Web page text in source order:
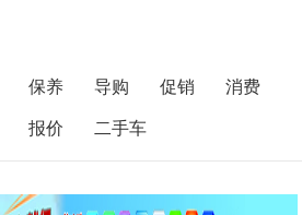
保养 导购 促销
消费
报价 二手车